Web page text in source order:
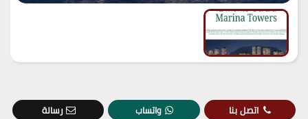
اتصل بنا واتساب رسالة